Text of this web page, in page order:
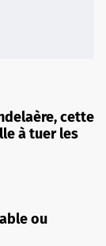
cette
à tuer les
ou